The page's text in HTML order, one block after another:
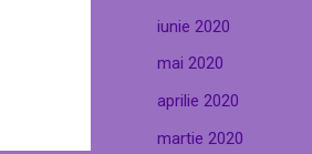
iunie 2020
mai 2020
aprilie 2020
martie 2020